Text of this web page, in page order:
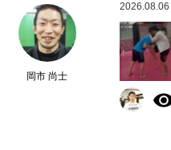
岡市 尚士
2026.08.06